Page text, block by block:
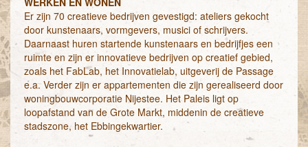
Er zijn 70 creatieve bedrijven gevestigd: ateliers gekocht
door kunstenaars, vormgevers, musici of schrijvers.
Daarnaast huren startende kunstenaars en bedrijfjes een
ruimte en zijn er innovatieve bedrijven op creatief gebied,
zoals het FabLab, het Innovatielab, uitgeverij de Passage
e.a. Verder zijn er appartementen die zijn gerealiseerd door
woningbouwcorporatie Nijestee. Het Paleis ligt op
loopafstand van de Grote Markt, middenin de creatieve
stadszone, het Ebbingekwartier.